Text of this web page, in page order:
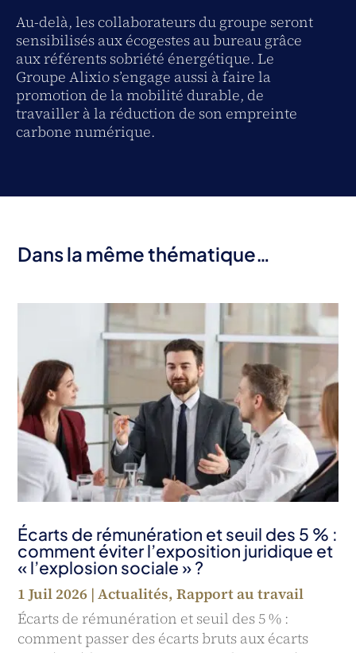
Au-delà, les collaborateurs du groupe seront
sensibilisés aux écogestes au bureau grâce
aux référents sobriété énergétique. Le
Groupe Alixio s’engage aussi à faire la
promotion de la mobilité durable, de
travailler à la réduction de son empreinte
carbone numérique.
Dans la même thématique…
Écarts de rémunération et seuil des 5 % :
comment éviter l’exposition juridique et
« l’explosion sociale » ?
1 Juil 2026 |Actualités,Rapport au travail
Écarts de rémunération et seuil des 5 % :
comment passer des écarts bruts aux écarts